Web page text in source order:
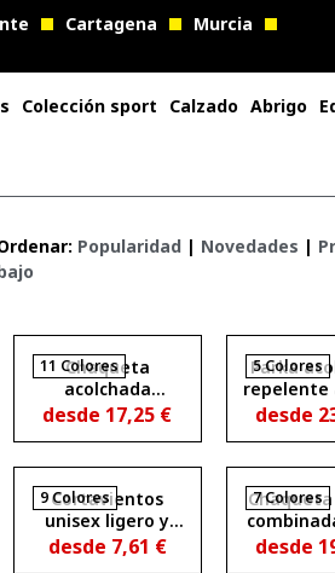
Cartagena
Murcia
Colección sport Calzado Abrigo
Popularidad| Novedades |
11 Colores
Chaqueta
acolchada
repelente al agua
y resistente al
desde 17,25 €
5 Colores
Parka
repelente
con
visera
desde
9 Colores
Cortavientos
unisex ligero y
transpirable
GLASGOW
desde 7,61 €
7 Colores
desde